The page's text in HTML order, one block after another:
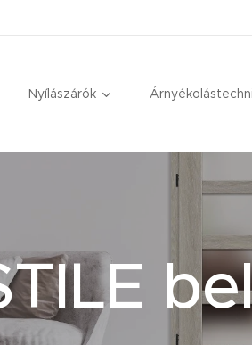
Nyílászárók